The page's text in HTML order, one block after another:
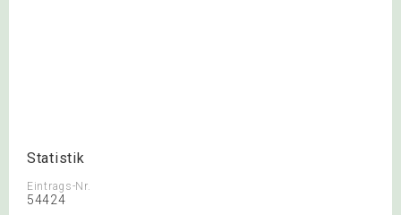
Statistik
Eintrags-Nr.
54424